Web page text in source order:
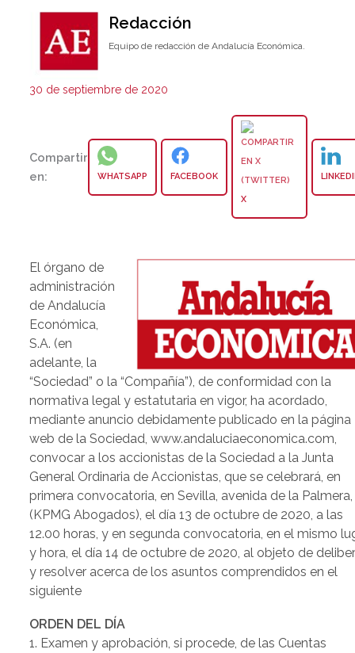
Redacción
Equipo de redacción de Andalucía Económica.
30 de septiembre de 2020
Compartir
en:
WHATSAPP FACEBOOK
X
El órgano de
administración
de Andalucía
Económica,
S.A. (en
adelante, la
“Sociedad” o la “Compañía”), de conformidad con la
normativa legal y estatutaria en vigor, ha acordado,
mediante anuncio debidamente publicado en la página
web de la Sociedad, www.andaluciaeconomica.com,
convocar a los accionistas de la Sociedad a la Junta
General Ordinaria de Accionistas, que se celebrará, en
primera convocatoria, en Sevilla, avenida de la
(KPMG Abogados), el día 13 de octubre de 2020, a las
12.00 horas, y en segunda convocatoria, en el mismo
y hora, el día 14 de octubre de 2020, al objeto de
y resolver acerca de los asuntos comprendidos en el
siguiente
ORDEN DEL DÍA
1. Examen y aprobación, si procede, de las Cuentas